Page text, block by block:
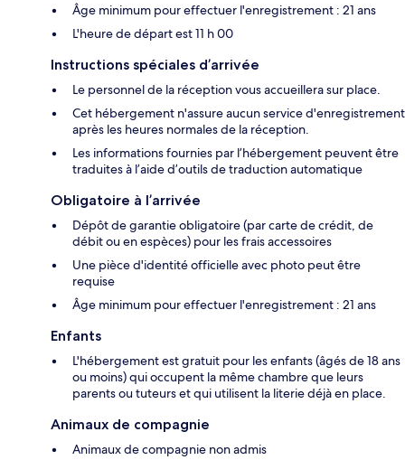
Âge minimum pour effectuer l'enregistrement : 21 ans
L'heure de départ est 11 h 00
Instructions spéciales d’arrivée
Le personnel de la réception vous accueillera sur place.
Cet hébergement n'assure aucun service d'enregistrement
après les heures normales de la réception.
Les informations fournies par l’hébergement peuvent être
traduites à l’aide d’outils de traduction automatique
Obligatoire à l’arrivée
Dépôt de garantie obligatoire (par carte de crédit, de
débit ou en espèces) pour les frais accessoires
Une pièce d'identité officielle avec photo peut être
requise
Âge minimum pour effectuer l'enregistrement : 21 ans
Enfants
L'hébergement est gratuit pour les enfants (âgés de 18 ans
ou moins) qui occupent la même chambre que leurs
parents ou tuteurs et qui utilisent la literie déjà en place.
Animaux de compagnie
Animaux de compagnie non admis